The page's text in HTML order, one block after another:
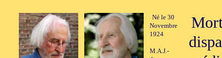
Né le 30
Novembre
1924
M.A.J.-